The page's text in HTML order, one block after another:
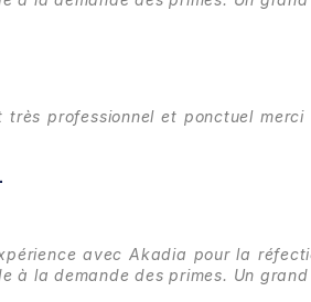
très professionnel et ponctuel
avec Akadia pour la
à la demande des primes. Un